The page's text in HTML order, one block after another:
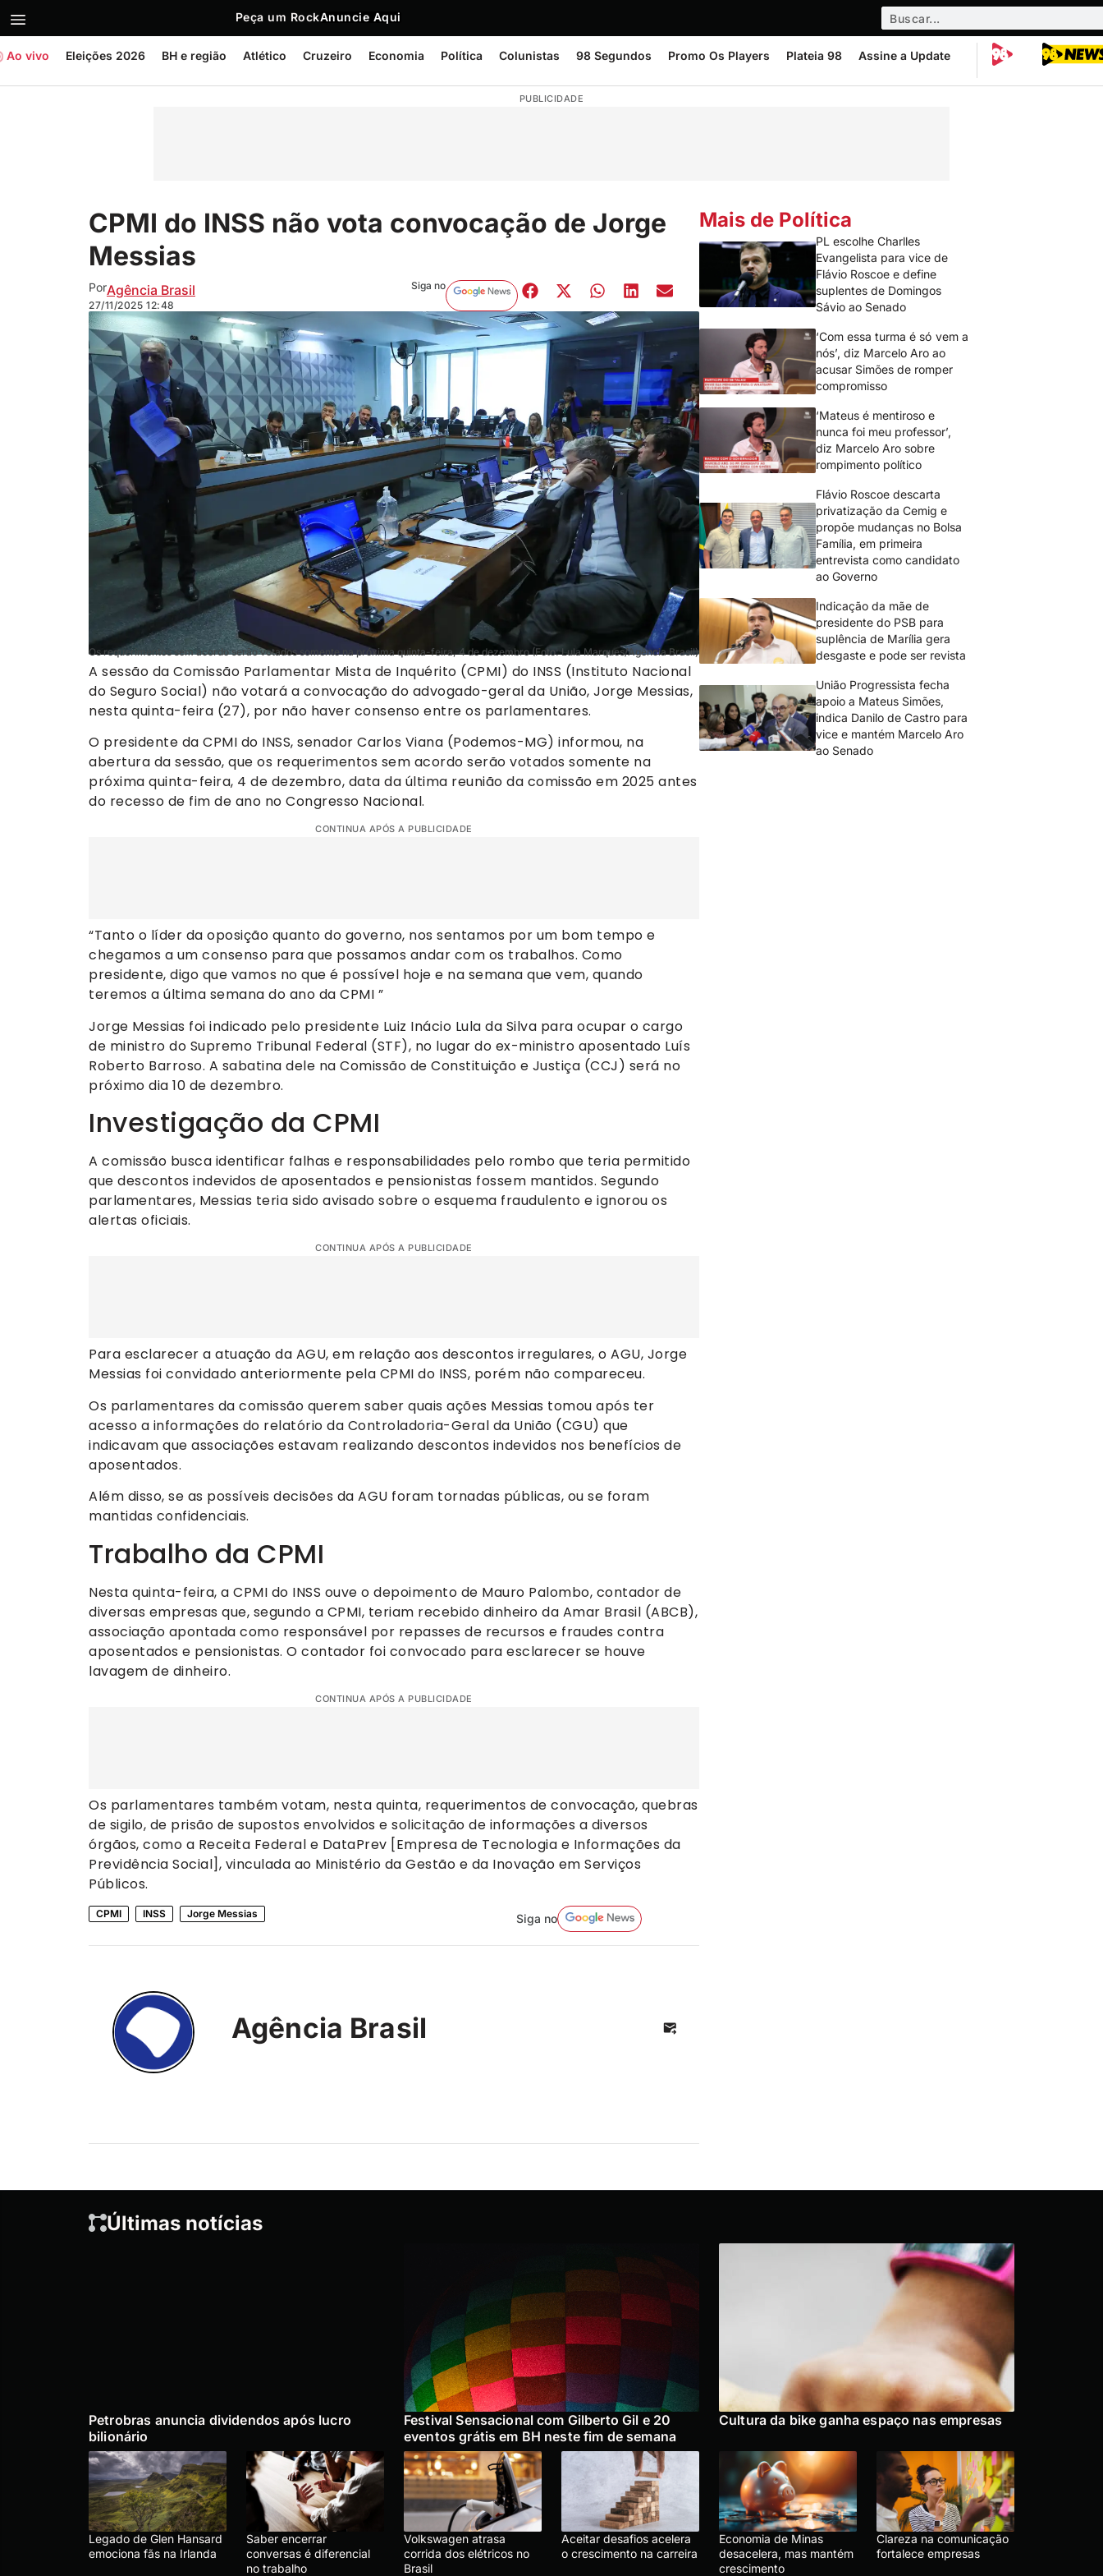
Peça um RockAnuncie Aqui
Ao vivo Eleições 2026 BH e região Atlético Cruzeiro Economia Política Colunistas 98 Segundos Promo Os Players Plateia 98 Assine a Update
PUBLICIDADE
CPMI do INSS não vota convocação de Jorge
Messias
PorAgência Brasil
27/11/2025 12:48
Siga no
Os requerimentos sem acordo serão votados somente na próxima quinta-feira, 4 de dezembro (Foto: Lula Marques/Agência Brasil)
A sessão da Comissão Parlamentar Mista de Inquérito (CPMI) do INSS (Instituto Nacional
do Seguro Social) não votará a convocação do advogado-geral da União, Jorge Messias,
nesta quinta-feira (27), por não haver consenso entre os parlamentares.
O presidente da CPMI do INSS, senador Carlos Viana (Podemos-MG) informou, na
abertura da sessão, que os requerimentos sem acordo serão votados somente na
próxima quinta-feira, 4 de dezembro, data da última reunião da comissão em 2025 antes
do recesso de fim de ano no Congresso Nacional.
CONTINUA APÓS A PUBLICIDADE
“Tanto o líder da oposição quanto do governo, nos sentamos por um bom tempo e
chegamos a um consenso para que possamos andar com os trabalhos. Como
presidente, digo que vamos no que é possível hoje e na semana que vem, quando
teremos a última semana do ano da CPMI ”
Jorge Messias foi indicado pelo presidente Luiz Inácio Lula da Silva para ocupar o cargo
de ministro do Supremo Tribunal Federal (STF), no lugar do ex-ministro aposentado Luís
Roberto Barroso. A sabatina dele na Comissão de Constituição e Justiça (CCJ) será no
próximo dia 10 de dezembro.
Investigação da CPMI
A comissão busca identificar falhas e responsabilidades pelo rombo que teria permitido
que descontos indevidos de aposentados e pensionistas fossem mantidos. Segundo
parlamentares, Messias teria sido avisado sobre o esquema fraudulento e ignorou os
alertas oficiais.
CONTINUA APÓS A PUBLICIDADE
Para esclarecer a atuação da AGU, em relação aos descontos irregulares, o AGU, Jorge
Messias foi convidado anteriormente pela CPMI do INSS, porém não compareceu.
Os parlamentares da comissão querem saber quais ações Messias tomou após ter
acesso a informações do relatório da Controladoria-Geral da União (CGU) que
indicavam que associações estavam realizando descontos indevidos nos benefícios de
aposentados.
Além disso, se as possíveis decisões da AGU foram tornadas públicas, ou se foram
mantidas confidenciais.
Trabalho da CPMI
Nesta quinta-feira, a CPMI do INSS ouve o depoimento de Mauro Palombo, contador de
diversas empresas que, segundo a CPMI, teriam recebido dinheiro da Amar Brasil (ABCB),
associação apontada como responsável por repasses de recursos e fraudes contra
aposentados e pensionistas. O contador foi convocado para esclarecer se houve
lavagem de dinheiro.
CONTINUA APÓS A PUBLICIDADE
Os parlamentares também votam, nesta quinta, requerimentos de convocação, quebras
de sigilo, de prisão de supostos envolvidos e solicitação de informações a diversos
órgãos, como a Receita Federal e DataPrev [Empresa de Tecnologia e Informações da
Previdência Social], vinculada ao Ministério da Gestão e da Inovação em Serviços
Públicos.
CPMI INSS Jorge Messias Siga no
Agência Brasil
Mais de Política
PL escolhe Charlles
Evangelista para vice de
Flávio Roscoe e define
suplentes de Domingos
Sávio ao Senado
‘Com essa turma é só vem a
nós’, diz Marcelo Aro ao
acusar Simões de romper
compromisso
‘Mateus é mentiroso e
nunca foi meu professor’,
diz Marcelo Aro sobre
rompimento político
Flávio Roscoe descarta
privatização da Cemig e
propõe mudanças no Bolsa
Família, em primeira
entrevista como candidato
ao Governo
Indicação da mãe de
presidente do PSB para
suplência de Marília gera
desgaste e pode ser revista
União Progressista fecha
apoio a Mateus Simões,
indica Danilo de Castro para
vice e mantém Marcelo Aro
ao Senado
Últimas notícias
Petrobras anuncia dividendos após lucro
bilionário
Festival Sensacional com Gilberto Gil e 20
eventos grátis em BH neste fim de semana
Cultura da bike ganha espaço nas empresas
Legado de Glen Hansard
emociona fãs na Irlanda
Saber encerrar
conversas é diferencial
no trabalho
Volkswagen atrasa
corrida dos elétricos no
Brasil
Aceitar desafios acelera
o crescimento na carreira
Economia de Minas
desacelera, mas mantém
crescimento
Clareza na comunicação
fortalece empresas